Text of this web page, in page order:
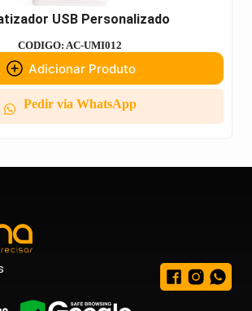
USB Personalizado
CODIGO: AC-UMI012
Adicionar Produto
Pedir via WhatsApp